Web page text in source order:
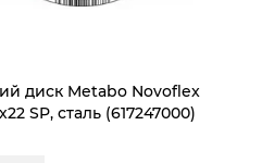
диск Metabo Novoflex
SP, сталь (617247000)